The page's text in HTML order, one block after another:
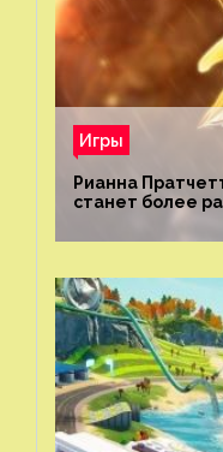
Игры
Рианна
станет более
репрезентации